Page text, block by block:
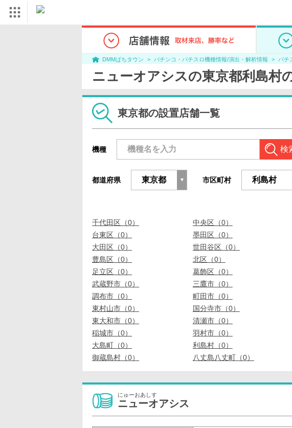
DMMぱちタウン パチンコ・パチスロ機種情報/演出・解析情報 パチ
ニューオアシスの東京都利島村
東京都の設置店舗一覧
機種 検
都道府県 市区町村
千代田区（0） 中央区（0）
台東区（0）
墨田区（0）
大田区（0）
世田谷区（0）
豊島区（0）
北区（0）
足立区（0）
葛飾区（0）
武蔵野市（0）
三鷹市（0）
調布市（0）
町田市（0）
東村山市（0）
国分寺市（0）
東大和市（0）
清瀬市（0）
稲城市（0）
羽村市（0）
大島町（0）
利島村（0）
御蔵島村（0）
八丈島八丈町（0）
にゅーおあしす
ニューオアシス